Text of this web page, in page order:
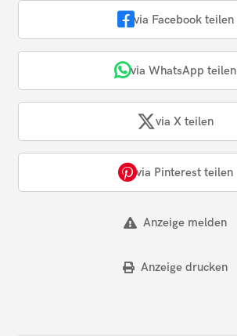
via Facebook teilen
via WhatsApp teilen
via X teilen
via Pinterest teilen
Anzeige melden
Anzeige drucken